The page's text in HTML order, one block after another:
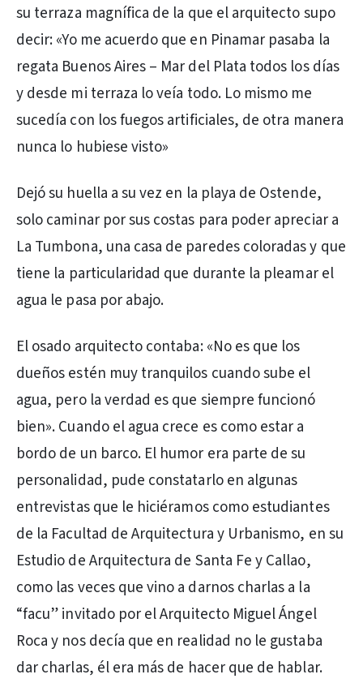
su terraza magnífica de la que el arquitecto supo
decir: «Yo me acuerdo que en Pinamar pasaba la
regata Buenos Aires – Mar del Plata todos los días
y desde mi terraza lo veía todo. Lo mismo me
sucedía con los fuegos artificiales, de otra manera
nunca lo hubiese visto»
Dejó su huella a su vez en la playa de Ostende,
solo caminar por sus costas para poder apreciar a
La Tumbona, una casa de paredes coloradas y que
tiene la particularidad que durante la pleamar el
agua le pasa por abajo.
El osado arquitecto contaba: «No es que los
dueños estén muy tranquilos cuando sube el
agua, pero la verdad es que siempre funcionó
bien». Cuando el agua crece es como estar a
bordo de un barco. El humor era parte de su
personalidad, pude constatarlo en algunas
entrevistas que le hiciéramos como estudiantes
de la Facultad de Arquitectura y Urbanismo, en su
Estudio de Arquitectura de Santa Fe y Callao,
como las veces que vino a darnos charlas a la
“facu” invitado por el Arquitecto Miguel Ángel
Roca y nos decía que en realidad no le gustaba
dar charlas, él era más de hacer que de hablar.